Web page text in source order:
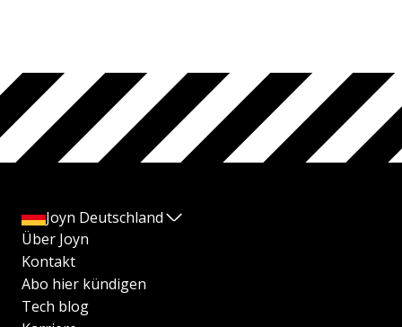
Joyn Deutschland
Über Joyn
Kontakt
Abo hier kündigen
Tech blog